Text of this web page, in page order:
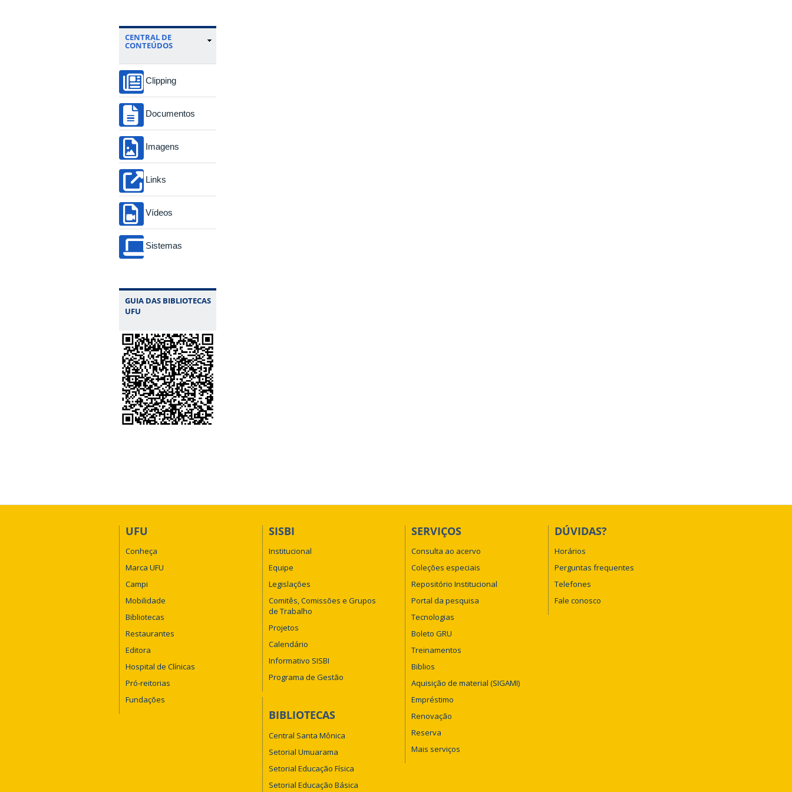
CENTRAL DE
CONTEÚDOS
Clipping
Documentos
Imagens
Links
Vídeos
Sistemas
GUIA DAS BIBLIOTECAS
UFU
UFU
Conheça
Marca UFU
Campi
Mobilidade
Bibliotecas
Restaurantes
Editora
Hospital de Clínicas
Pró-reitorias
Fundações
SISBI
Institucional
Equipe
Legislações
Comitês, Comissões e Grupos
de Trabalho
Projetos
Calendário
Informativo SISBI
Programa de Gestão
BIBLIOTECAS
Central Santa Mônica
Setorial Umuarama
Setorial Educação Física
Setorial Educação Básica
SERVIÇOS
Consulta ao acervo
Coleções especiais
Repositório Institucional
Portal da pesquisa
Tecnologias
Boleto GRU
Treinamentos
Biblios
Aquisição de material (SIGAMI)
Empréstimo
Renovação
Reserva
Mais serviços
DÚVIDAS?
Horários
Perguntas frequentes
Telefones
Fale conosco